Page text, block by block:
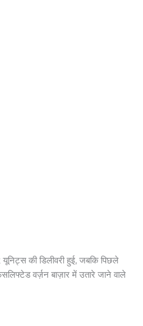
की डिलीवरी हुई, जबकि पिछले
वर्ज़न बाज़ार में उतारे जाने वाले